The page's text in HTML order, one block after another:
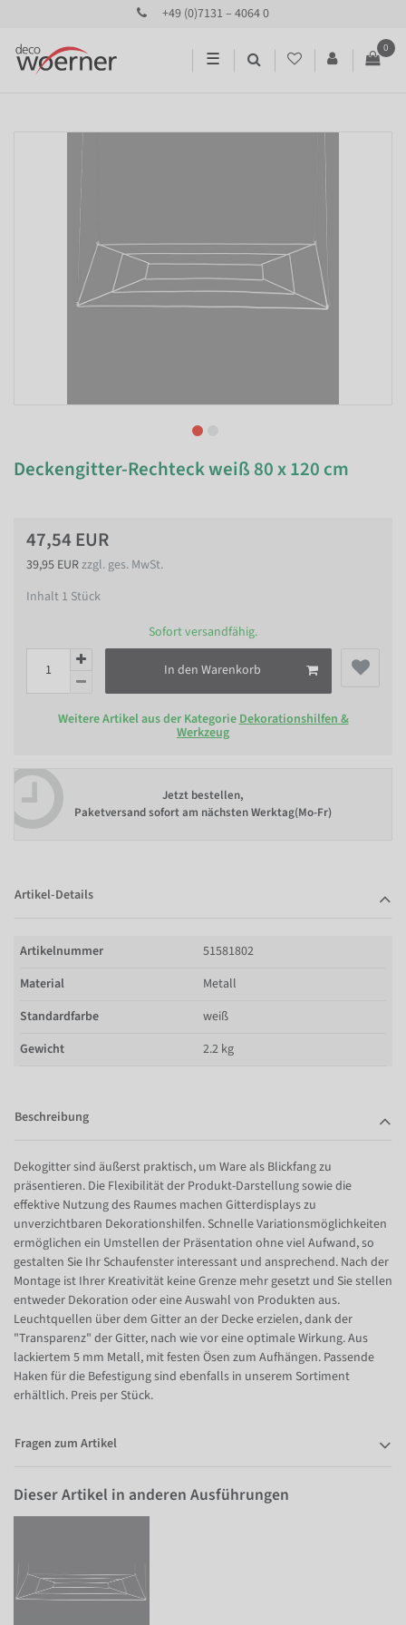
+49 (0)7131 – 4064 0
☰
0
Deckengitter-Rechteck weiß 80 x 120 cm
47,54 EUR
39,95 EURzzgl. ges. MwSt.
Inhalt 1 Stück
Sofort versandfähig.
In den Warenkorb
Weitere Artikel aus der Kategorie Dekorationshilfen &
Werkzeug
Jetzt bestellen,
Paketversand sofort am nächsten Werktag(Mo-Fr)
Artikel-Details
Artikelnummer
51581802
Material
Metall
Standardfarbe
weiß
Gewicht
2.2 kg
Beschreibung
Dekogitter sind äußerst praktisch, um Ware als Blickfang zu
präsentieren. Die Flexibilität der Produkt-Darstellung sowie die
effektive Nutzung des Raumes machen Gitterdisplays zu
unverzichtbaren Dekorationshilfen. Schnelle Variationsmöglichkeiten
ermöglichen ein Umstellen der Präsentation ohne viel Aufwand, so
gestalten Sie Ihr Schaufenster interessant und ansprechend. Nach der
Montage ist Ihrer Kreativität keine Grenze mehr gesetzt und Sie stellen
entweder Dekoration oder eine Auswahl von Produkten aus.
Leuchtquellen über dem Gitter an der Decke erzielen, dank der
"Transparenz" der Gitter, nach wie vor eine optimale Wirkung. Aus
lackiertem 5 mm Metall, mit festen Ösen zum Aufhängen. Passende
Haken für die Befestigung sind ebenfalls in unserem Sortiment
erhältlich. Preis per Stück.
Fragen zum Artikel
Dieser Artikel in anderen Ausführungen